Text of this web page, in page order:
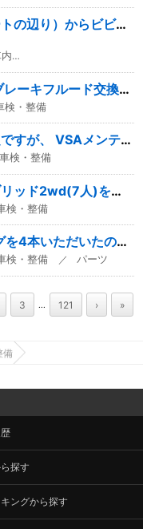
走行中に左後方（リアシートの辺り）からビビり音がします。音が出るタイミングは、道が少し悪かったりすると必ずビリビリ音がし...
インテリア・車内環境
フィット ハイブリッドのブレーキフルード交換についての間違いについて ホンダのハイブリッド車のブレーキフルード交換方法...
検・整備
ユーザー車検を受ける予定ですが、 VSAメンテナンスモードにしなければ駄目でしょうか?? ただのメンテナンスモードのや...
車検・整備
ヴォクシー90系s-zハイブリッド2wd(7人)を乗っていますが、引っ越し先の駐車場が車両総重量2.0未満しか駐車できな...
検・整備
新品のプレミアムRXプラグを4本いただいたのですが、プラグ交換のやり方がわかないので、困っています。 プラグ4本は車...
検・整備 ／ パーツ
3 ... 121 › »
備
探す
ングから探す